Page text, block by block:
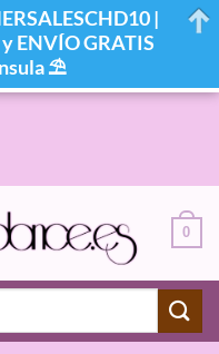
0
/ COCO NEGRO
|
ENVÍO GRATIS
⛱